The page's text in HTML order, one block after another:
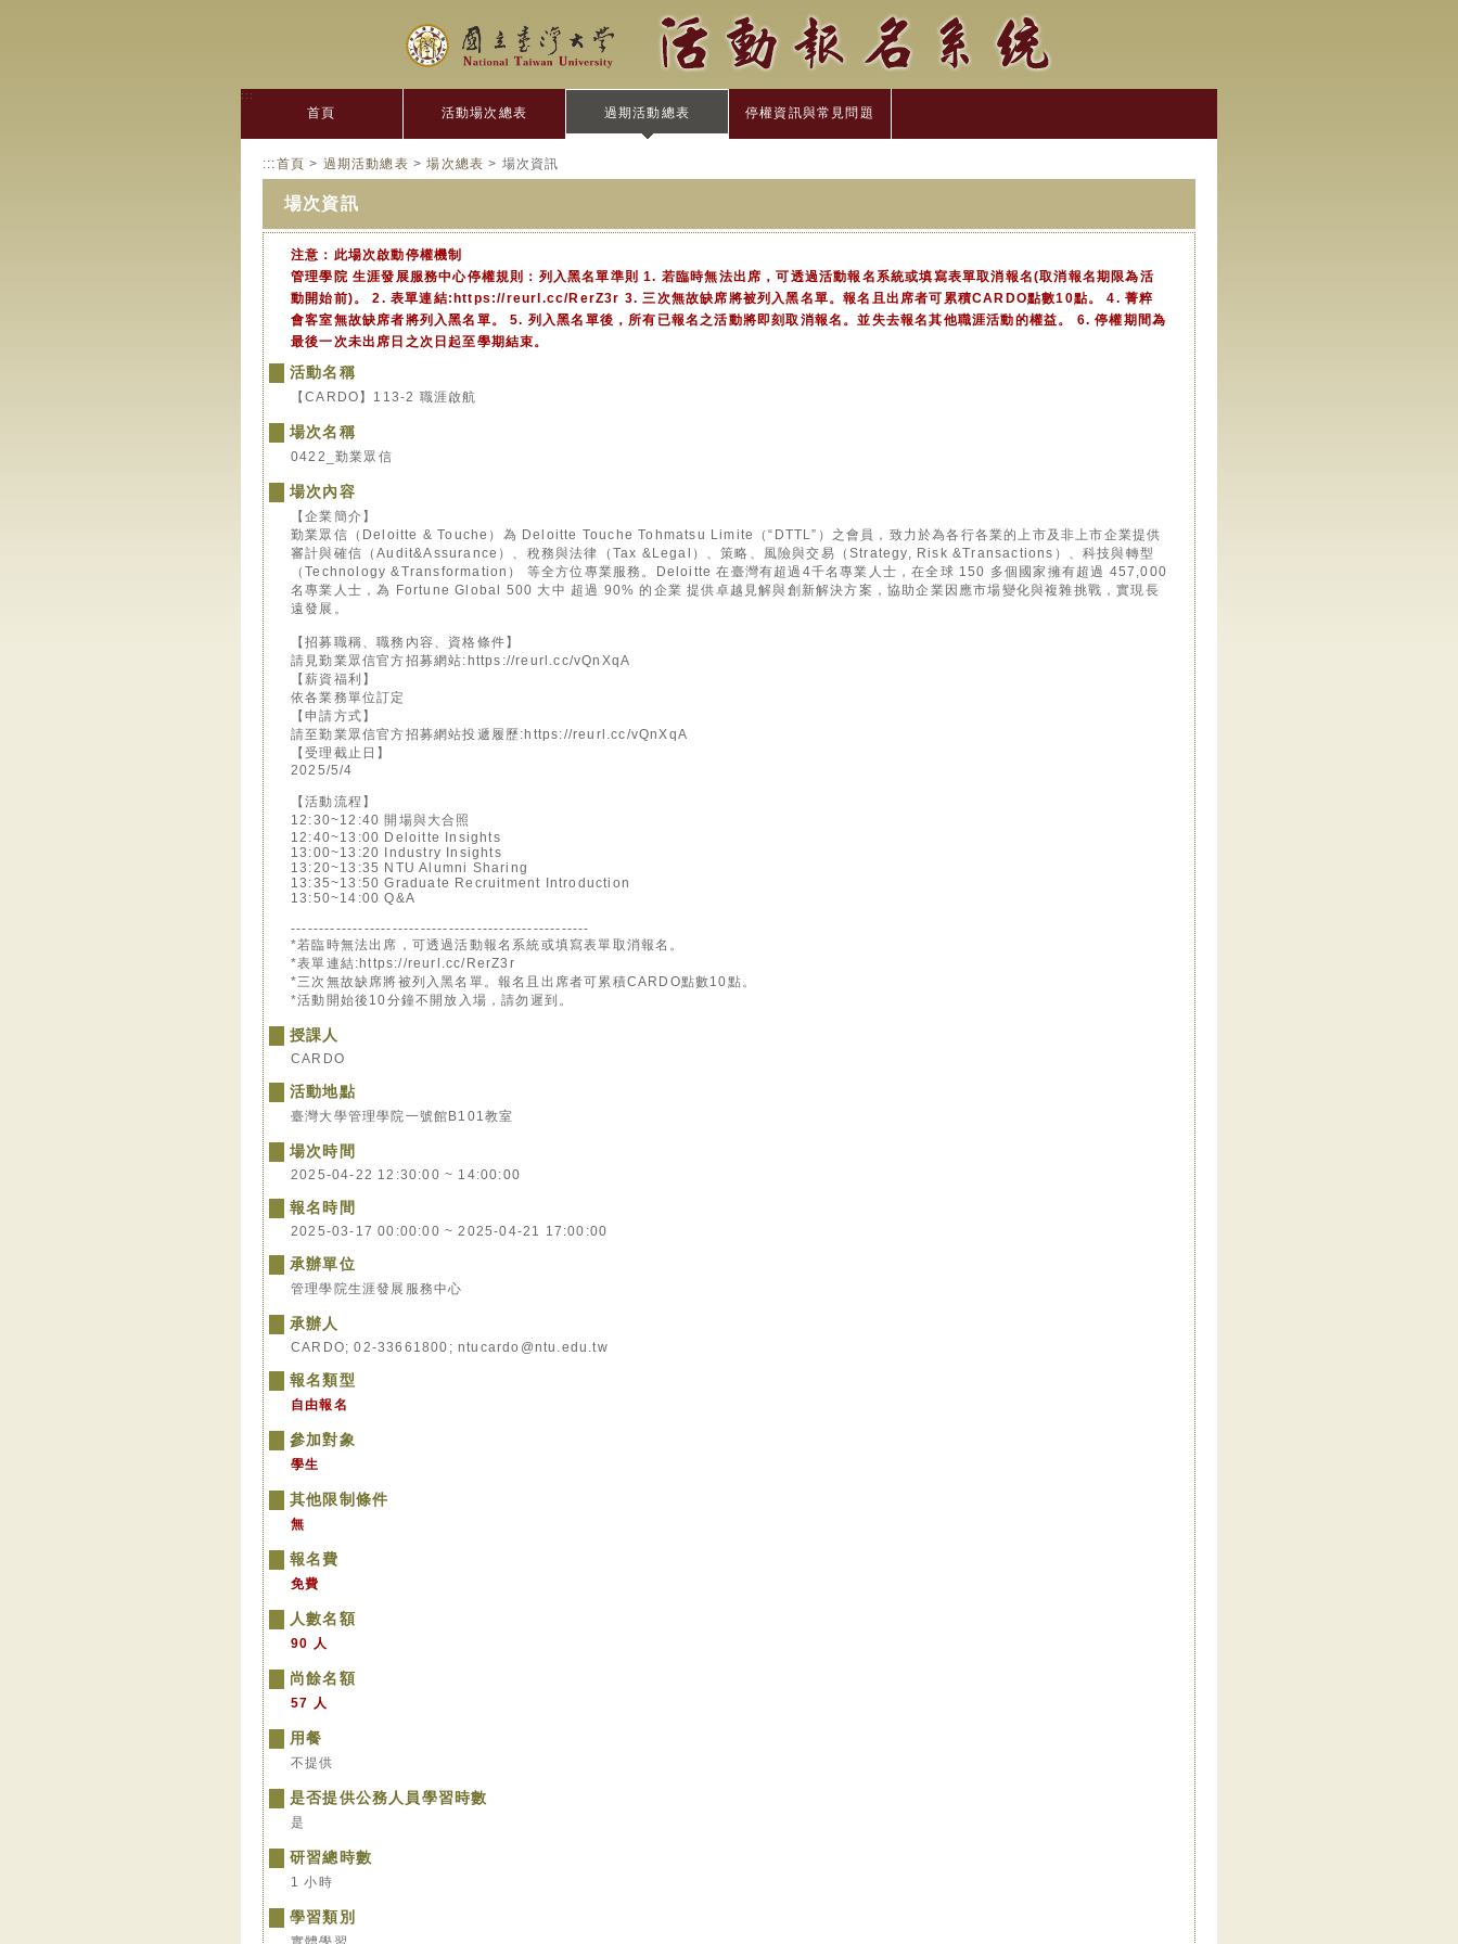
:::
首頁 活動場次總表 過期活動總表 停權資訊與常見問題
:::首頁 > 過期活動總表 >場次總表 > 場次資訊
場次資訊
注意：此場次啟動停權機制
管理學院 生涯發展服務中心停權規則：列入黑名單準則 1. 若臨時無法出席，可透過活動報名系統或填寫表單取消報名(取消報名期限為活
動開始前)。 2. 表單連結:https://reurl.cc/RerZ3r 3. 三次無故缺席將被列入黑名單。報名且出席者可累積CARDO點數10點。 4. 菁粹
會客室無故缺席者將列入黑名單。 5. 列入黑名單後，所有已報名之活動將即刻取消報名。並失去報名其他職涯活動的權益。 6. 停權期間為
最後一次未出席日之次日起至學期結束。
活動名稱
【CARDO】113-2 職涯啟航
場次名稱
0422_勤業眾信
場次內容
【企業簡介】
勤業眾信（Deloitte & Touche）為 Deloitte Touche Tohmatsu Limite（“DTTL”）之會員，致力於為各行各業的上市及非上市企業提供
審計與確信（Audit&Assurance）、稅務與法律（Tax &Legal）、策略、風險與交易（Strategy, Risk &Transactions）、科技與轉型
（Technology &Transformation） 等全方位專業服務。Deloitte 在臺灣有超過4千名專業人士，在全球 150 多個國家擁有超過 457,000
名專業人士，為 Fortune Global 500 大中 超過 90% 的企業 提供卓越見解與創新解決方案，協助企業因應市場變化與複雜挑戰，實現長
遠發展。
【招募職稱、職務內容、資格條件】
請見勤業眾信官方招募網站:https://reurl.cc/vQnXqA
【薪資福利】
依各業務單位訂定
【申請方式】
請至勤業眾信官方招募網站投遞履歷:https://reurl.cc/vQnXqA
【受理截止日】
2025/5/4
【活動流程】
12:30~12:40 開場與大合照
12:40~13:00 Deloitte Insights
13:00~13:20 Industry Insights
13:20~13:35 NTU Alumni Sharing
13:35~13:50 Graduate Recruitment Introduction
13:50~14:00 Q&A
-----------------------------------------------------
*若臨時無法出席，可透過活動報名系統或填寫表單取消報名。
*表單連結:https://reurl.cc/RerZ3r
*三次無故缺席將被列入黑名單。報名且出席者可累積CARDO點數10點。
*活動開始後10分鐘不開放入場，請勿遲到。
授課人
CARDO
活動地點
臺灣大學管理學院一號館B101教室
場次時間
2025-04-22 12:30:00 ~ 14:00:00
報名時間
2025-03-17 00:00:00 ~ 2025-04-21 17:00:00
承辦單位
管理學院生涯發展服務中心
承辦人
CARDO; 02-33661800; ntucardo@ntu.edu.tw
報名類型
自由報名
參加對象
學生
其他限制條件
無
報名費
免費
人數名額
90 人
尚餘名額
57 人
用餐
不提供
是否提供公務人員學習時數
是
研習總時數
1 小時
學習類別